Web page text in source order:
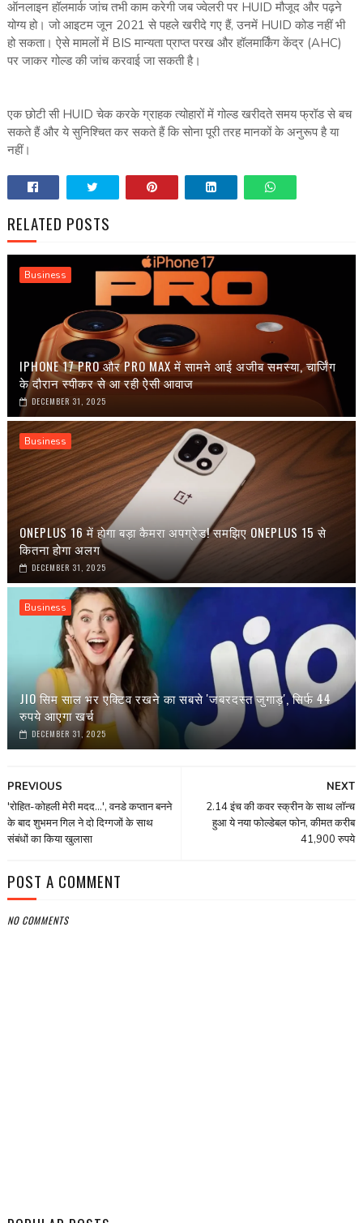
ऑनलाइन हॉलमार्क जांच तभी काम करेगी जब ज्वेलरी पर HUID मौजूद और पढ़ने
योग्य हो। जो आइटम जून 2021 से पहले खरीदे गए हैं, उनमें HUID कोड नहीं भी
हो सकता। ऐसे मामलों में BIS मान्यता प्राप्त परख और हॉलमार्किंग केंद्र (AHC)
पर जाकर गोल्ड की जांच करवाई जा सकती है।
एक छोटी सी HUID चेक करके ग्राहक त्योहारों में गोल्ड खरीदते समय फ्रॉड से बच
सकते हैं और ये सुनिश्चित कर सकते हैं कि सोना पूरी तरह मानकों के अनुरूप है या
नहीं।
RELATED POSTS
Business
IPHONE 17 PRO और PRO MAX में सामने आई अजीब समस्या, चार्जिंग
के दौरान स्पीकर से आ रही ऐसी आवाज
DECEMBER 31, 2025
Business
ONEPLUS 16 में होगा बड़ा कैमरा अपग्रेड! समझिए ONEPLUS 15 से
कितना होगा अलग
DECEMBER 31, 2025
Business
JIO सिम साल भर एक्टिव रखने का सबसे 'जबरदस्त जुगाड़', सिर्फ 44
रुपये आएगा खर्च
DECEMBER 31, 2025
NEXT
2.14 इंच की कवर स्क्रीन के साथ लॉन्च
हुआ ये नया फोल्डेबल फोन, कीमत करीब
41,900 रुपये
PREVIOUS
'रोहित-कोहली मेरी मदद...', वनडे कप्तान बनने
के बाद शुभमन गिल ने दो दिग्गजों के साथ
संबंधों का किया खुलासा
POST A COMMENT
NO COMMENTS